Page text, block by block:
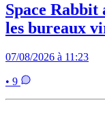
Space
les bureaux
07/08/2026 à 11:23
• 9